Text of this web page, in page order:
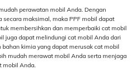
perawatan mobil Anda. Dengan
maksimal, maka PPF mobil dapat
membersihkan dan memperbaiki cat mobil
juga dapat melindungi cat mobil Anda dari
bahan kimia yang dapat merusak cat mobil
mudah merawat mobil Anda serta menjaga
mobil Anda.